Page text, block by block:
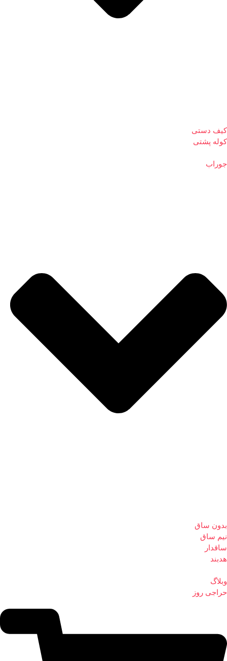
کیف دستی
کوله پشتی
جوراب
بدون ساق
نیم ساق
ساقدار
هدبند
وبلاگ
حراجی روز